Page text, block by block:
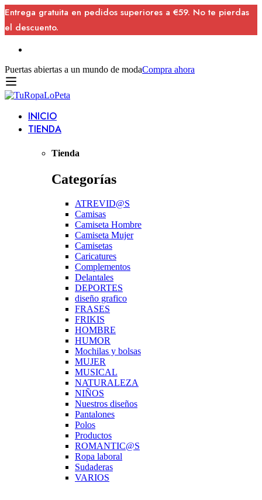
Entrega gratuita en pedidos superiores a €59. No te pierdas
el descuento.
Puertas abiertas a un mundo de modaCompra ahora
INICIO
TIENDA
Tienda
Categorías
ATREVID@S
Camisas
Camiseta Hombre
Camiseta Mujer
Camisetas
Caricatures
Complementos
Delantales
DEPORTES
diseño grafico
FRASES
FRIKIS
HOMBRE
HUMOR
Mochilas y bolsas
MUJER
MUSICAL
NATURALEZA
NIÑOS
Nuestros diseños
Pantalones
Polos
Productos
ROMANTIC@S
Ropa laboral
Sudaderas
VARIOS